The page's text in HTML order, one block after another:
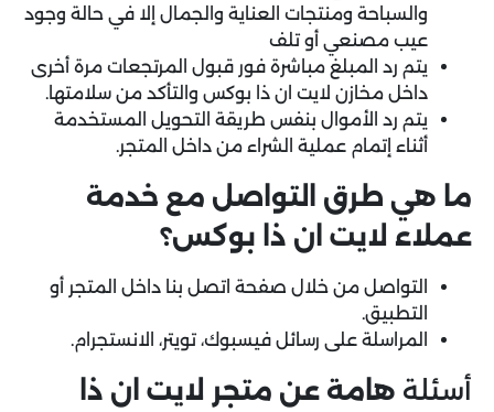
والسباحة ومنتجات العناية والجمال إلا في حالة وجود
عيب مصنعي أو تلف
يتم رد المبلغ مباشرة فور قبول المرتجعات مرة أخرى
داخل مخازن لايت ان ذا بوكس والتأكد من سلامتها.
يتم رد الأموال بنفس طريقة التحويل المستخدمة
أثناء إتمام عملية الشراء من داخل المتجر.
ما هي طرق التواصل مع خدمة
عملاء لايت ان ذا بوكس؟
التواصل من خلال صفحة اتصل بنا داخل المتجر أو
التطبيق.
المراسلة على رسائل فيسبوك، تويتر، الانستجرام.
أسئلة هامة عن متجر لايت ان ذا